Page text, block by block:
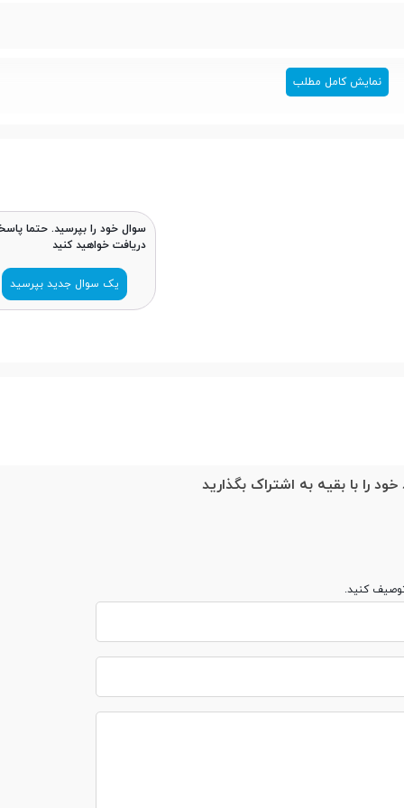
نمایش کامل مطلب
سوال خود را بپرسید. حتما
دریافت خواهید کنید
یک سوال جدید بپرسید
را با بقیه به اشتراک بگذارید
کنید.